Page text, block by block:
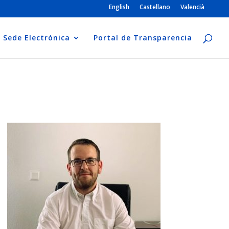
English Castellano Valencià
Sede Electrónica Portal de Transparencia